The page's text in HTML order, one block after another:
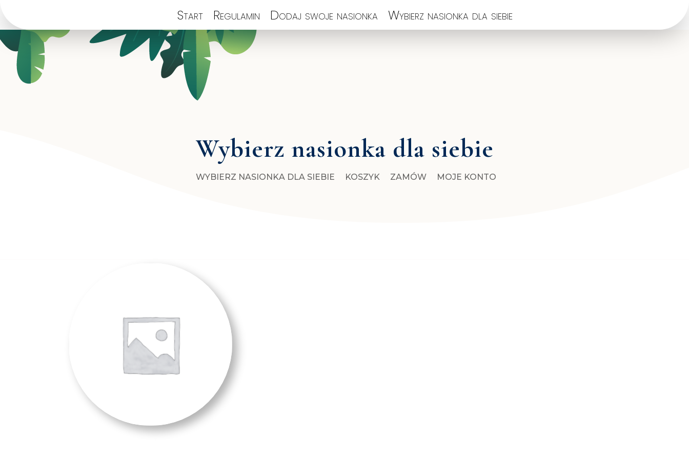
Start Regulamin Dodaj swoje nasionka Wybierz nasionka dla siebie
Wybierz nasionka dla siebie
WYBIERZ NASIONKA DLA SIEBIE KOSZYK ZAMÓW MOJE KONTO